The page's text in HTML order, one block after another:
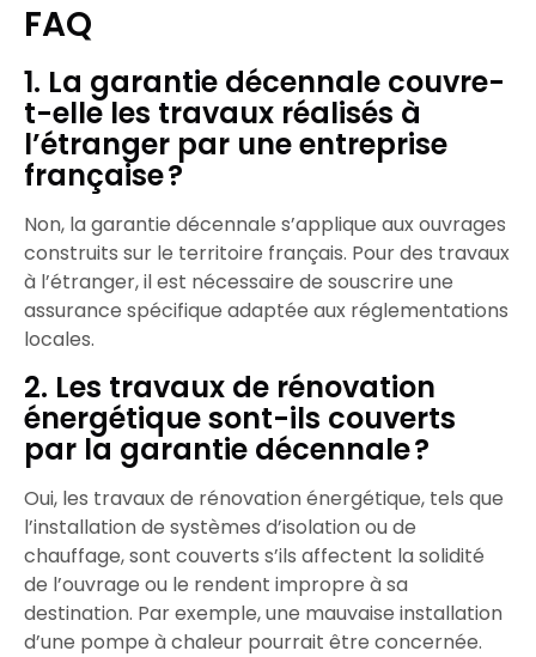
FAQ
1. La garantie décennale couvre-
t-elle les travaux réalisés à
l’étranger par une entreprise
française ?
Non, la garantie décennale s’applique aux ouvrages
construits sur le territoire français. Pour des travaux
à l’étranger, il est nécessaire de souscrire une
assurance spécifique adaptée aux réglementations
locales.​
2. Les travaux de rénovation
énergétique sont-ils couverts
par la garantie décennale ?
Oui, les travaux de rénovation énergétique, tels que
l’installation de systèmes d’isolation ou de
chauffage, sont couverts s’ils affectent la solidité
de l’ouvrage ou le rendent impropre à sa
destination. Par exemple, une mauvaise installation
d’une pompe à chaleur pourrait être concernée.​